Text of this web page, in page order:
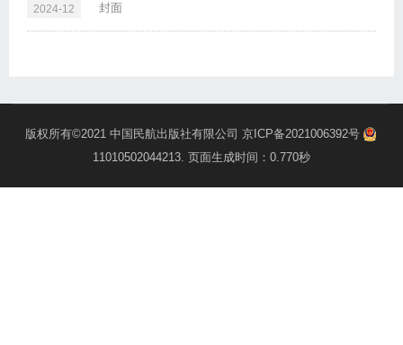
2024-12 封面
版权所有©2021 中国民航出版社有限公司 京ICP备2021006392号
11010502044213. 页面生成时间：0.770秒